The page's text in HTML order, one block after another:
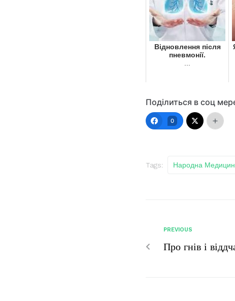
Відновлення після
пневмонії.
Поділиться в соц
0
Tags: Народна
PREVIOUS
Про гнів і